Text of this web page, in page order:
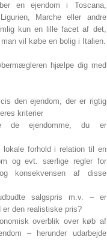
en ejendom i Toscana,
Marche eller andre
kun en lille facet af det,
vil købe en bolig i Italien.
hjælpe dig med
den ejendom, der er rigtig
kriterier
de ejendomme, du er
lokale forhold i relation til en
og evt. særlige regler for
konsekvensen af disse
salgspris m.v. – er
er den realistiske pris?
overblik over køb af
– herunder udarbejde